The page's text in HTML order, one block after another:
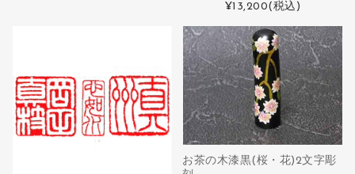
¥13,200(税込)
お茶の木漆黒(桜・花)2文字彫